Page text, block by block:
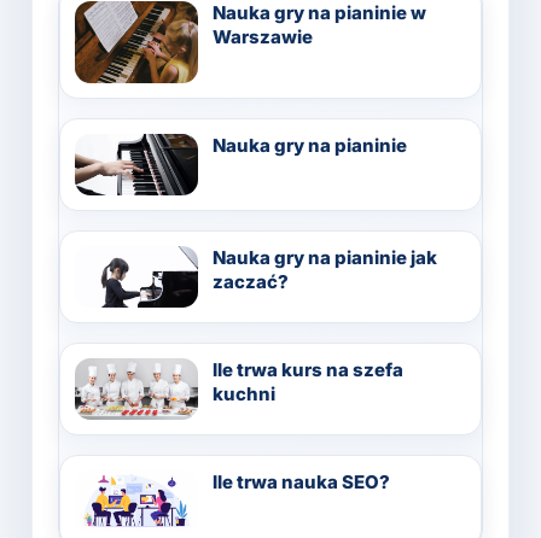
Nauka gry na pianinie w
Warszawie
Nauka gry na pianinie
Nauka gry na pianinie jak
zaczać?
Ile trwa kurs na szefa
kuchni
Ile trwa nauka SEO?